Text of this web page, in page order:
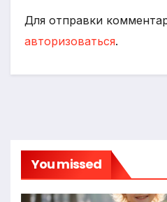
Для отправки
авторизоваться.
You missed